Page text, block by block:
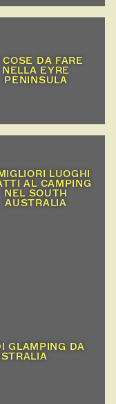
COSE DA FARE
NELLA EYRE
PENINSULA
LUOGHI
AL CAMPING
NEL SOUTH
AUSTRALIA
GLAMPING DA